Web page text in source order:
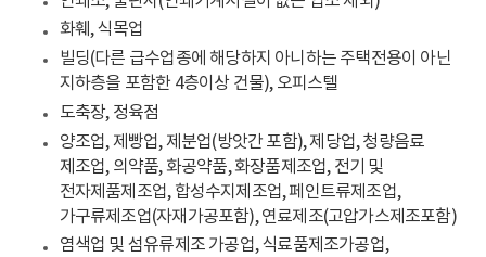
화훼, 식목업
빌딩(다른 급수업종에 해당하지 아니하는 주택전용이 아닌
지하층을 포함한 4층이상 건물), 오피스텔
도축장, 정육점
양조업, 제빵업, 제분업(방앗간 포함), 제당업, 청량음료
제조업, 의약품, 화공약품, 화장품제조업, 전기 및
전자제품제조업, 합성수지제조업, 페인트류제조업,
가구류제조업(자재가공포함), 연료제조(고압가스제조포함)
염색업 및 섬유류제조 가공업, 식료품제조가공업,